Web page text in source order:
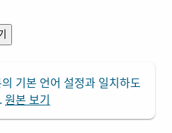
기본 언어 설정과 일치하도
원본 보기